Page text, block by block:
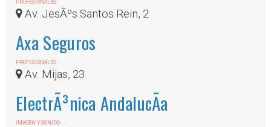
PROFESIONALES
Av. JesÃºs Santos Rein, 2
Axa Seguros
PROFESIONALES
Av. Mijas, 23
ElectrÃ³nica AndalucÃ­a
IMAGEN Y SONIDO